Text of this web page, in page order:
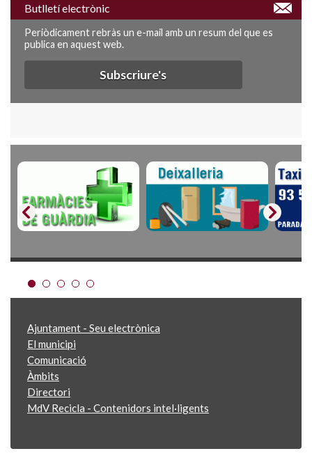
Butlletí electrònic
Periòdicament rebràs un e-mail amb un resum del que es
publica en aquest web.
Subscriure's
Ajuntament - Seu electrònica
El municipi
Comunicació
Àmbits
Directori
MdV Recicla - Contenidors intel·ligents